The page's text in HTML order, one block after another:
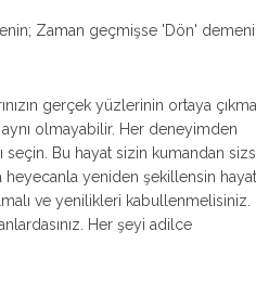
Zaman geçmişse 'Dön'
gerçek yüzlerinin ortaya
olmayabilir. Her deneyimden
seçin. Bu hayat sizin kumandan
yeniden şekillensin hayat
ve yenilikleri kabullenmelisiniz.
Her şeyi adilce